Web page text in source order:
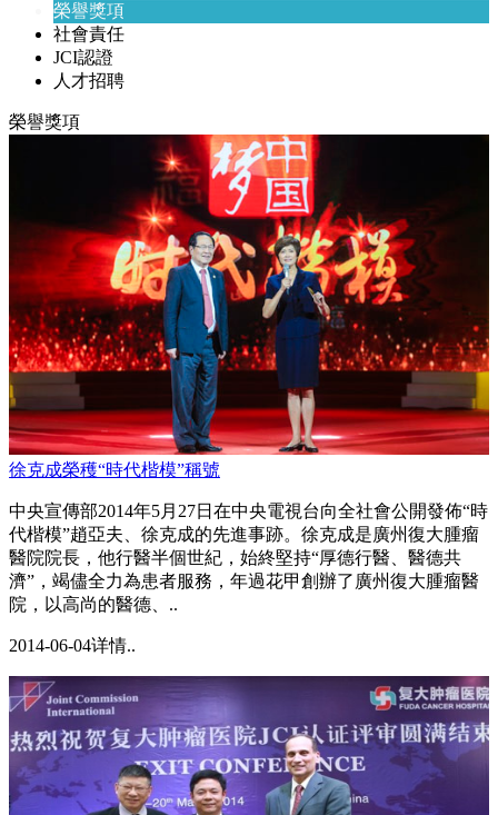
榮譽獎項
社會責任
JCI認證
人才招聘
榮譽獎項
徐克成榮穫“時代楷模”稱號
中央宣傳部2014年5月27日在中央電視台向全社會公開發佈“時
代楷模”趙亞夫、徐克成的先進事跡。徐克成是廣州復大腫瘤
醫院院長，他行醫半個世紀，始終堅持“厚德行醫、醫德共
濟”，竭儘全力為患者服務，年過花甲創辦了廣州復大腫瘤醫
院，以高尚的醫德、..
2014-06-04详情..